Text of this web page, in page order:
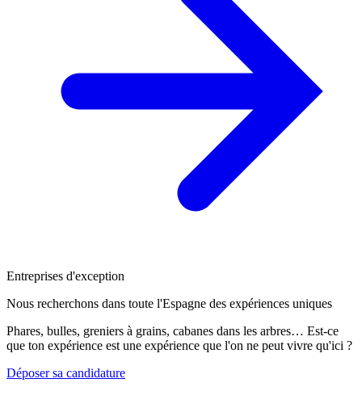
Entreprises d'exception
Nous recherchons dans toute l'Espagne des expériences uniques
Phares, bulles, greniers à grains, cabanes dans les arbres… Est-ce
que ton expérience est une expérience que l'on ne peut vivre qu'ici ?
Déposer sa candidature